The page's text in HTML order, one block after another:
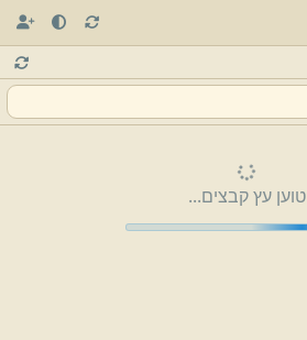
טוען עץ קבצים...